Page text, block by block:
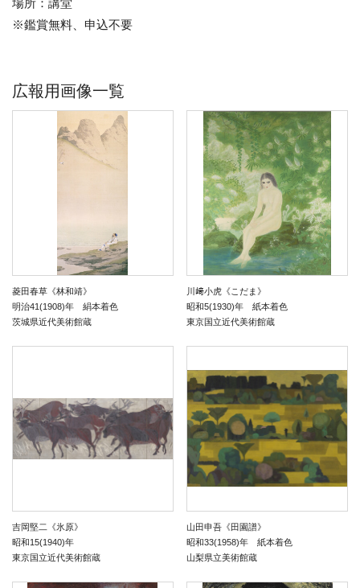
※鑑賞無料、申込不要
広報用画像一覧
菱田春草《林和靖》
明治41(1908)年 絹本着色
茨城県近代美術館蔵
川﨑小虎《こだま》
昭和5(1930)年 紙本着色
東京国立近代美術館蔵
吉岡堅二《氷原》
昭和15(1940)年
東京国立近代美術館蔵
山田申吾《田園譜》
昭和33(1958)年 紙本着色
山梨県立美術館蔵